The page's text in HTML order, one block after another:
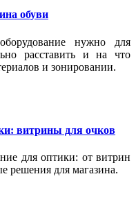
обуви
нужно для
расставить и на что
и зонировании.
витрины для очков
для оптики: от витрин
решения для магазина.